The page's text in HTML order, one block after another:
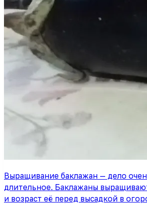
Выращивание баклажан — дело
длительное. Баклажаны
и возраст её перед высадкой в